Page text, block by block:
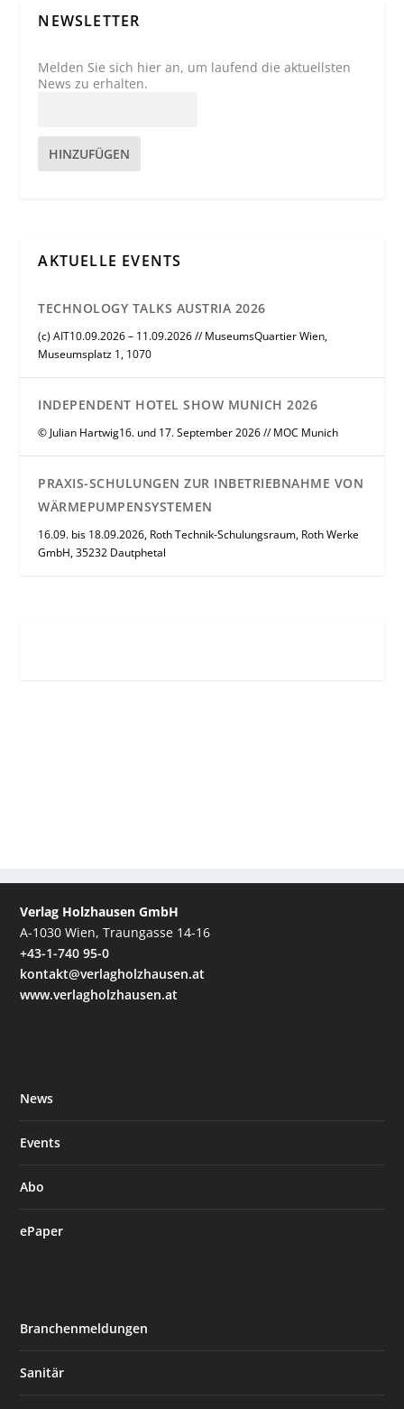
NEWSLETTER
Melden Sie sich hier an, um laufend die aktuellsten
News zu erhalten.
HINZUFÜGEN
AKTUELLE EVENTS
TECHNOLOGY TALKS AUSTRIA 2026
(c) AIT10.09.2026 – 11.09.2026 // MuseumsQuartier Wien,
Museumsplatz 1, 1070
INDEPENDENT HOTEL SHOW MUNICH 2026
© Julian Hartwig16. und 17. September 2026 // MOC Munich
PRAXIS-SCHULUNGEN ZUR INBETRIEBNAHME VON
WÄRMEPUMPENSYSTEMEN
16.09. bis 18.09.2026, Roth Technik-Schulungsraum, Roth Werke
GmbH, 35232 Dautphetal
Verlag Holzhausen GmbH
A-1030 Wien, Traungasse 14-16
+43-1-740 95-0
kontakt@verlagholzhausen.at
www.verlagholzhausen.at
News
Events
Abo
ePaper
Branchenmeldungen
Sanitär